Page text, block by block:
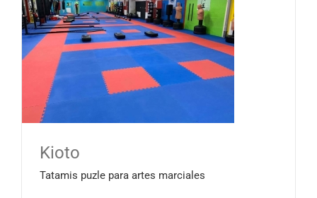
Kioto
Tatamis puzle para artes marciales